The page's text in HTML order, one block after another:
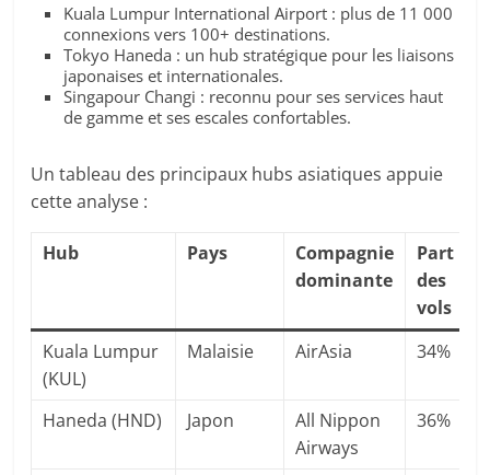
Kuala Lumpur International Airport : plus de 11 000
connexions vers 100+ destinations.
Tokyo Haneda : un hub stratégique pour les liaisons
japonaises et internationales.
Singapour Changi : reconnu pour ses services haut
de gamme et ses escales confortables.
Un tableau des principaux hubs asiatiques appuie
cette analyse :
Hub Pays
Compagnie
dominante
Part
des
vols
Kuala Lumpur
(KUL)
Malaisie AirAsia 34%
Haneda (HND) Japon
All Nippon
Airways
36%